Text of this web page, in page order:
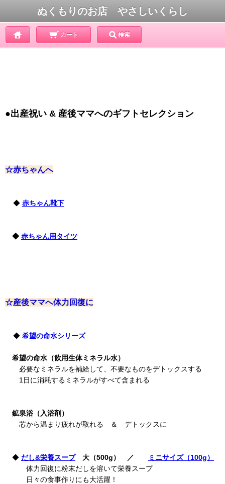
ぬくもりのお店 やさしいくらし
カート 検索
●出産祝い & 産後ママへのギフトセレクション
☆赤ちゃんへ
◆ 赤ちゃん靴下
◆ 赤ちゃん用タイツ
☆産後ママへ体力回復に
◆ 希望の命水シリーズ
希望の命水（飲用生体ミネラル水）
必要なミネラルを補給して、不要なものをデトックスする
1日に消耗するミネラルがすべて含まれる
鉱泉浴（入浴剤）
芯から温まり疲れが取れる ＆ デトックスに
◆ だし&栄養スープ大（500g） ／
ミニサイズ（100g）
体力回復に粉末だしを溶いて栄養スープ
日々の食事作りにも大活躍！